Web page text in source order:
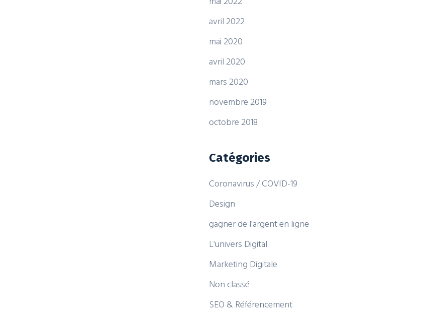
avril 2022
mai 2020
avril 2020
mars 2020
novembre 2019
octobre 2018
Catégories
Coronavirus / COVID-19
Design
gagner de l'argent en ligne
L'univers Digital
Marketing Digitale
Non classé
SEO & Référencement